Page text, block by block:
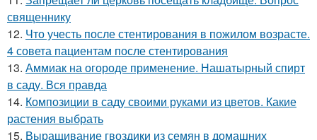
священнику
12. Что учесть после стентирования в пожилом возрасте.
4 совета пациентам после стентирования
13. Аммиак на огороде применение. Нашатырный спирт
в саду. Вся правда
14. Композиции в саду своими руками из цветов. Какие
растения выбрать
15. Выращивание гвоздики из семян в домашних